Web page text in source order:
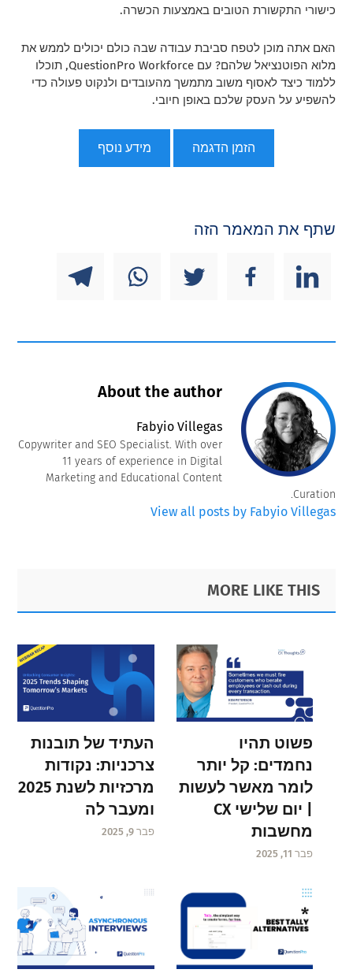
כישורי התקשורת הטובים באמצעות הכשרה.
האם אתה מוכן לטפח סביבת עבודה שבה כולם יכולים לממש את
מלוא הפוטנציאל שלהם? עם QuestionPro Workforce, תוכלו
ללמוד כיצד לאסוף משוב מתמשך מהעובדים ולנקוט פעולה כדי
להשפיע על העסק שלכם באופן חיובי.
הזמן הדגמה מידע נוסף
שתף את המאמר הזה
About the author
Fabyio Villegas
Copywriter and SEO Specialist. With over
11 years of experience in Digital
Marketing and Educational Content
Curation.
View all posts by Fabyio Villegas
Primary
Sidebar
Footer
MORE LIKE THIS
פשוט תהיו
נחמדים: קל יותר
לומר מאשר לעשות
| יום שלישי CX
מחשבות
פבר 11, 2025
העתיד של תובנות
צרכניות: נקודות
מרכזיות לשנת 2025
ומעבר לה
פבר 9, 2025